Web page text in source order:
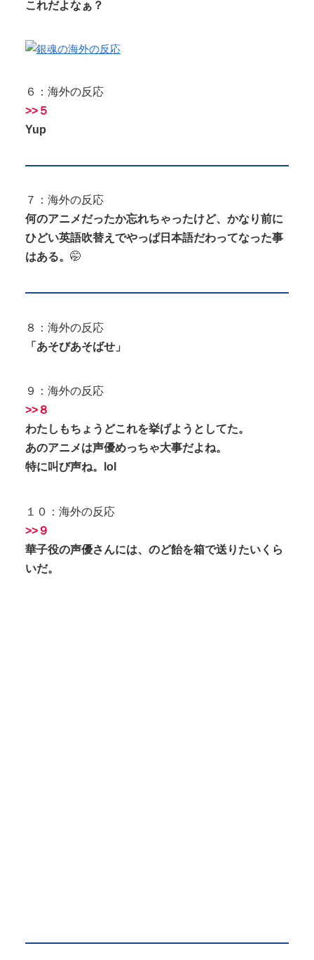
これだよなぁ？
６：海外の反応
>>５
Yup
７：海外の反応
何のアニメだったか忘れちゃったけど、かなり前に
ひどい英語吹替えでやっぱ日本語だわってなった事
はある。 🤭
８：海外の反応
「あそびあそばせ」
９：海外の反応
>>８
わたしもちょうどこれを挙げようとしてた。
あのアニメは声優めっちゃ大事だよね。
特に叫び声ね。lol
１０：海外の反応
>>９
華子役の声優さんには、のど飴を箱で送りたいくら
いだ。